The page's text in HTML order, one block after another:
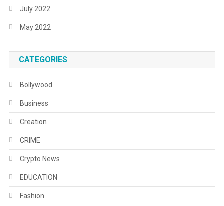
July 2022
May 2022
CATEGORIES
Bollywood
Business
Creation
CRIME
Crypto News
EDUCATION
Fashion